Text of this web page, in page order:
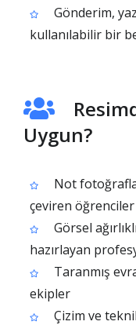
Gönderim,
kullanılabilir bir
Uygun?
Not
çeviren öğrenciler
Görsel
hazırlayan
Taranmış
ekipler
Çizim ve